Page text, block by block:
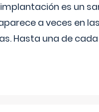
es un
a veces en
Hasta una de